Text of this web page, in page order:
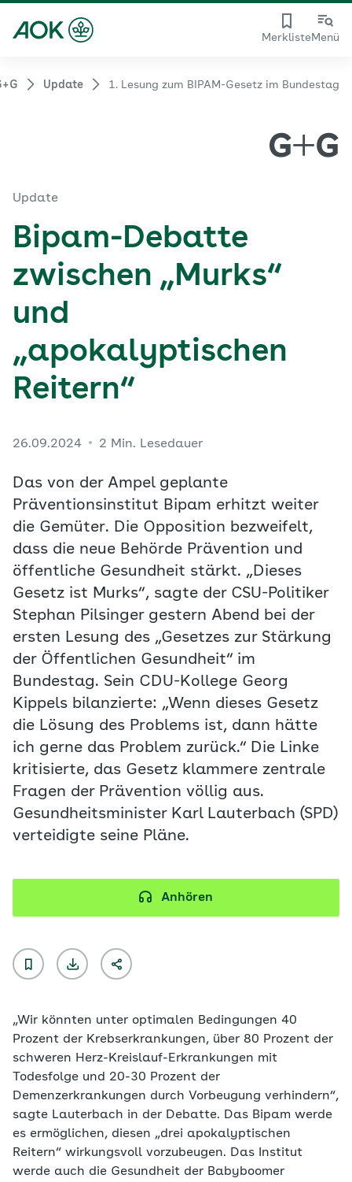
MerklisteMenü
Update 1. Lesung zum BIPAM-Gesetz im Bundestag
Update
Bipam-Debatte
zwischen „Murks“
und
„apokalyptischen
Reitern“
26.09.2024 2 Min. Lesedauer
Das von der Ampel geplante
Präventionsinstitut Bipam erhitzt weiter
die Gemüter. Die Opposition bezweifelt,
dass die neue Behörde Prävention und
öffentliche Gesundheit stärkt. „Dieses
Gesetz ist Murks“, sagte der CSU-Politiker
Stephan Pilsinger gestern Abend bei der
ersten Lesung des „Gesetzes zur Stärkung
der Öffentlichen Gesundheit“ im
Bundestag. Sein CDU-Kollege Georg
Kippels bilanzierte: „Wenn dieses Gesetz
die Lösung des Problems ist, dann hätte
ich gerne das Problem zurück.“ Die Linke
kritisierte, das Gesetz klammere zentrale
Fragen der Prävention völlig aus.
Gesundheitsminister Karl Lauterbach (SPD)
verteidigte seine Pläne.
Anhören
„Wir könnten unter optimalen Bedingungen 40
Prozent der Krebserkrankungen, über 80 Prozent der
schweren Herz-Kreislauf-Erkrankungen mit
Todesfolge und 20-30 Prozent der
Demenzerkrankungen durch Vorbeugung verhindern“,
sagte Lauterbach in der Debatte. Das Bipam werde
es ermöglichen, diesen „drei apokalyptischen
Reitern“ wirkungsvoll vorzubeugen. Das Institut
werde auch die Gesundheit der Babyboomer